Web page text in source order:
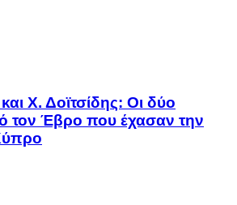
Χ. Δοϊτσίδης: Οι δύο
τον Έβρο που έχασαν την